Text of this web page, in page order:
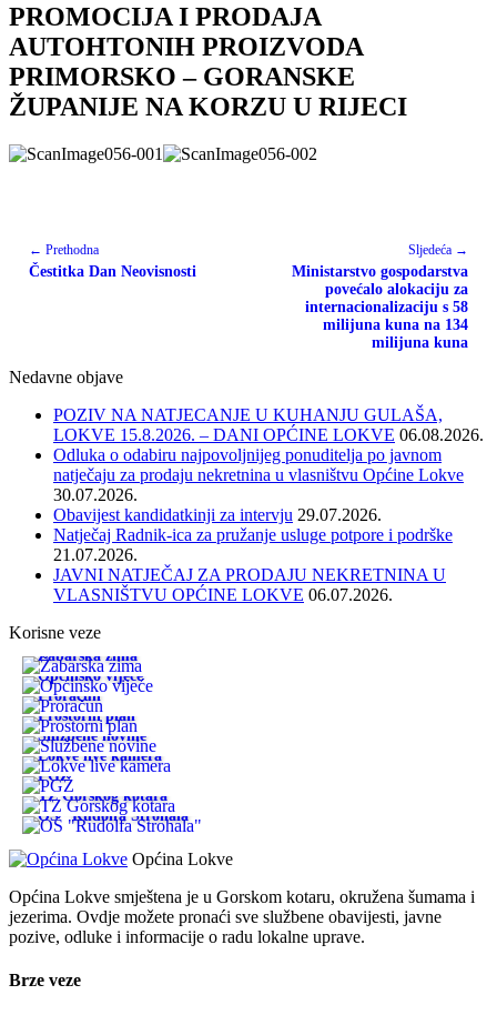
PROMOCIJA I PRODAJA
AUTOHTONIH PROIZVODA
PRIMORSKO – GORANSKE
ŽUPANIJE NA KORZU U RIJECI
← Prethodna
Čestitka Dan Neovisnosti
Sljedeća →
Ministarstvo gospodarstva
povećalo alokaciju za
internacionalizaciju s 58
milijuna kuna na 134
milijuna kuna
Nedavne objave
POZIV NA NATJECANJE U KUHANJU GULAŠA,
LOKVE 15.8.2026. – DANI OPĆINE LOKVE 06.08.2026.
Odluka o odabiru najpovoljnijeg ponuditelja po javnom
natječaju za prodaju nekretnina u vlasništvu Općine Lokve
30.07.2026.
Obavijest kandidatkinji za intervju 29.07.2026.
Natječaj Radnik-ica za pružanje usluge potpore i podrške
21.07.2026.
JAVNI NATJEČAJ ZA PRODAJU NEKRETNINA U
VLASNIŠTVU OPĆINE LOKVE 06.07.2026.
Korisne veze
Žabarska zima
Općinsko vijeće
Proračun
Prostorni plan
Službene novine
Lokve live kamera
PGŽ
TZ Gorskog kotara
OŠ "Rudolfa Strohala"
Općina Lokve
Općina Lokve smještena je u Gorskom kotaru, okružena šumama i
jezerima. Ovdje možete pronaći sve službene obavijesti, javne
pozive, odluke i informacije o radu lokalne uprave.
Brze veze